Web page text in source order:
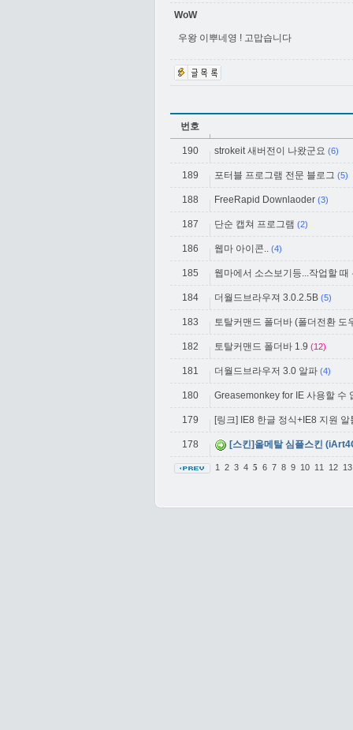
WoW
우왕 이뿌네영 ! 고맙습니다
번호
190 strokeit 새버전이 나왔군요 (6)
189 포터블 프로그램 전문 블로그 (5)
188 FreeRapid Downlaoder (3)
187 단순 캡쳐 프로그램 (2)
186 웹마 아이콘.. (4)
185 웹마에서 소스보기등...작업할
184 더월드브라우져 3.0.2.5B (5)
183 토탈커맨드 폴더바 (폴더전환 도
182 토탈커맨드 폴더바 1.9 (12)
181 더월드브라우저 3.0 알파 (4)
180 Greasemonkey for IE 사용할 수
179 [링크] IE8 한글 정식+IE8 지원
178 [스킨]올메탈 심플스킨
1 2 3 4 5 6 7 8 9 10 11 12